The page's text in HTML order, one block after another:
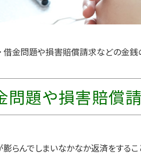
借金問題や損害賠償請求などの金銭
問題や損害賠償
らんでしまいなかなか返済をする